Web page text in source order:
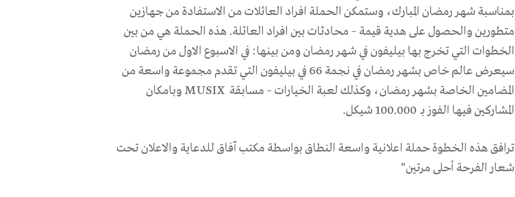
بمناسبة شهر رمضان المبارك، وستمكن الحملة افراد العائلات من الاستفادة من جهازين
متطورين والحصول على هدية قيمة – محادثات بين افراد العائلة. هذه الحملة هي من بين
الخطوات التي تخرج بها بيليفون في شهر رمضان ومن بينها: في الاسبوع الاول من رمضان
سيعرض عالم خاص بشهر رمضان في نجمة 66 في بيليفون التي تقدم مجموعة واسعة من
المضامين الخاصة بشهر رمضان، وكذلك لعبة الخيارات – مسابقة MUSIX وبامكان
المشاركين فيها الفوز بـ 100.000 شيكل.
ترافق هذه الخطوة حملة اعلانية واسعة النطاق بواسطة مكتب آفاق للدعاية والاعلان تحت
شعار الفرحة أحلى مرتين"